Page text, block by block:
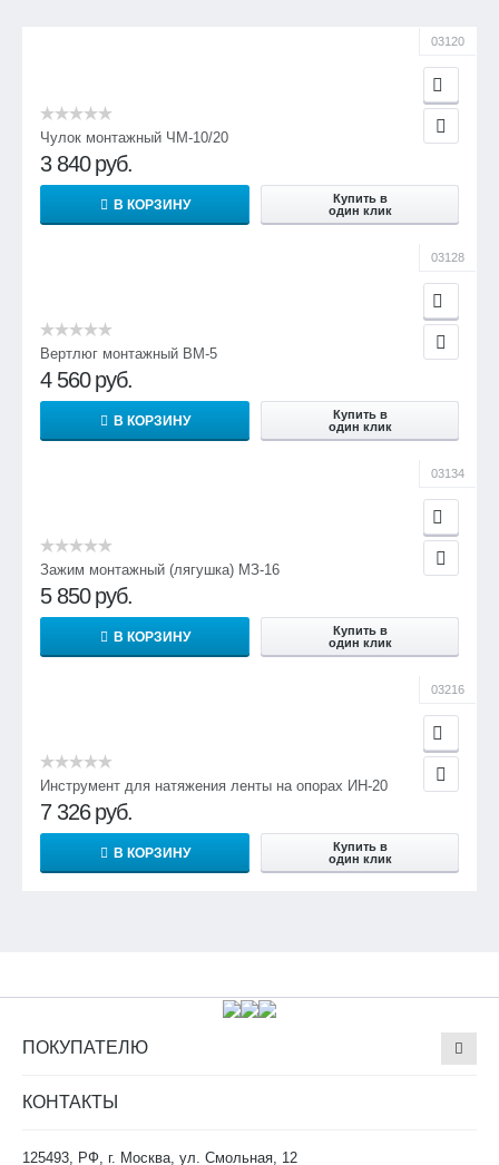
03120
Чулок монтажный ЧМ-10/20
3 840 руб.
В КОРЗИНУ
Купить в
один клик
03128
Вертлюг монтажный ВМ-5
4 560 руб.
В КОРЗИНУ
Купить в
один клик
03134
Зажим монтажный (лягушка) МЗ-16
5 850 руб.
В КОРЗИНУ
Купить в
один клик
03216
Инструмент для натяжения ленты на опорах ИН-20
7 326 руб.
В КОРЗИНУ
Купить в
один клик
ПОКУПАТЕЛЮ
КОНТАКТЫ
125493, РФ, г. Москва, ул. Смольная, 12